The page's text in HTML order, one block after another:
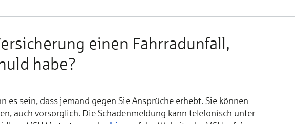
ei­nen Fahr­­rad­­un­fall,
ha­be?
es sein, dass je­mand gegen Sie An­sprü­che er­hebt. Sie kön­nen
auch vor­sorg­lich. Die Scha­den­mel­dung kann te­le­fo­nisch un­ter